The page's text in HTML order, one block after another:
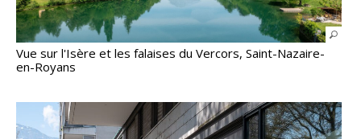
Vue sur l'Isère et les falaises du Vercors, Saint-Nazaire-
en-Royans